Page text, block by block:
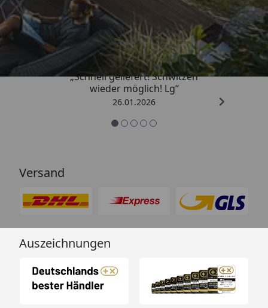
Trusted Shops
„Schnell geliefert! Schwitzen
wieder möglich! Lg“
26.01.2026
Versand
Auszeichnungen